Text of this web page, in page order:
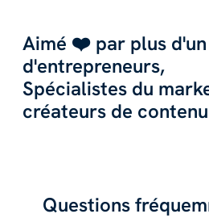
Aimé ❤️ par plus
d'entrepreneurs,
Spécialistes du
créateurs de
Questions